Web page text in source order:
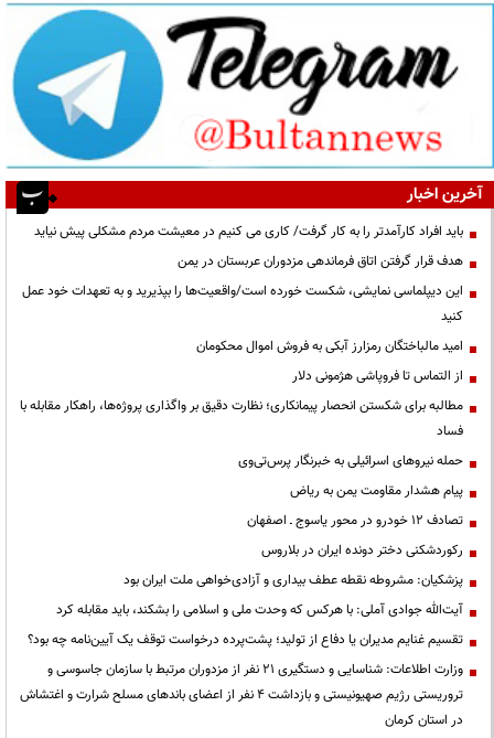
آخرین اخبار
باید افراد کارآمدتر را به کار گرفت/ کاری می کنیم در معیشت مردم مشکلی پیش نیاید
هدف قرار گرفتن اتاق‌ فرماندهی مزدوران عربستان در یمن
این دیپلماسی نمایشی، شکست خورده است/واقعیت‌ها را بپذیرید و به تعهدات خود عمل
کنید
امید مالباختگان رمزارز آبکی به فروش اموال محکومان
از التماس تا فروپاشی هژمونی دلار
مطالبه برای شکستن انحصار پیمانکاری؛ نظارت دقیق بر واگذاری پروژه‌ها، راهکار مقابله با
فساد
حمله نیروهای اسرائیلی به خبرنگار پرس‌تی‌وی
پیام هشدار مقاومت یمن به ریاض
تصادف ۱۲ خودرو در محور یاسوج ـ اصفهان
رکوردشکنی دختر دونده ایران در بلاروس
پزشکیان: مشروطه نقطه عطف بیداری و آزادی‌خواهی ملت ایران بود
آیت‌الله جوادی آملی: با هرکس که وحدت ملی و اسلامی را بشکند، باید مقابله کرد
تقسیم غنایم مدیران یا دفاع از تولید؛ پشت‌پرده درخواست توقف یک آیین‌نامه چه بود؟
وزارت اطلاعات: شناسایی و دستگیری ۲۱ نفر از مزدوران مرتبط با سازمان جاسوسی و
تروریستی رژیم صهیونیستی و بازداشت ۴ نفر از اعضای باندهای مسلح شرارت و اغتشاش
در استان کرمان